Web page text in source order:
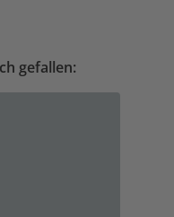
gefallen: